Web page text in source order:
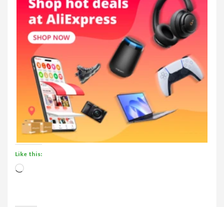
Like this:
Loading…